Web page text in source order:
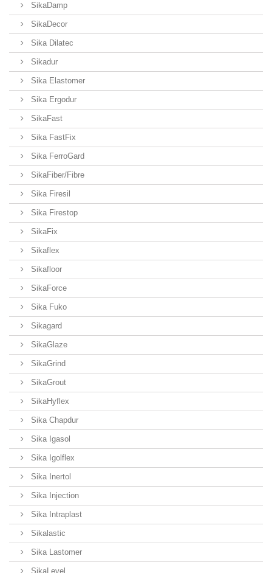
SikaDamp
SikaDecor
Sika Dilatec
Sikadur
Sika Elastomer
Sika Ergodur
SikaFast
Sika FastFix
Sika FerroGard
SikaFiber/Fibre
Sika Firesil
Sika Firestop
SikaFix
Sikaflex
Sikafloor
SikaForce
Sika Fuko
Sikagard
SikaGlaze
SikaGrind
SikaGrout
SikaHyflex
Sika Chapdur
Sika Igasol
Sika Igolflex
Sika Inertol
Sika Injection
Sika Intraplast
Sikalastic
Sika Lastomer
SikaLevel